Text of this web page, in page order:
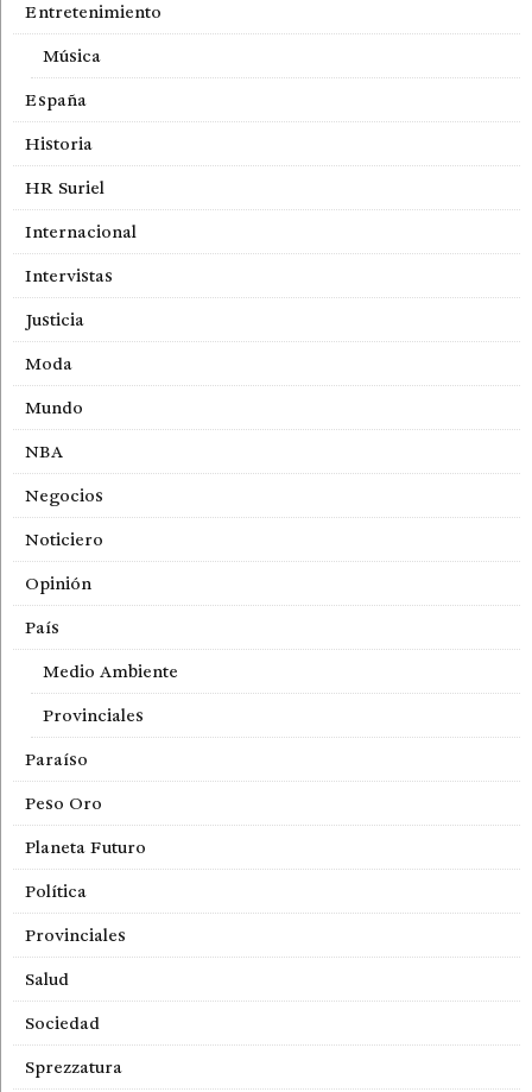
Entretenimiento
Música
España
Historia
HR Suriel
Internacional
Intervistas
Justicia
Moda
Mundo
NBA
Negocios
Noticiero
Opinión
País
Medio Ambiente
Provinciales
Paraíso
Peso Oro
Planeta Futuro
Política
Provinciales
Salud
Sociedad
Sprezzatura